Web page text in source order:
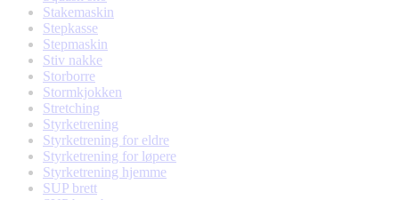
Stakemaskin
Stepkasse
Stepmaskin
Stiv nakke
Storborre
Stormkjokken
Stretching
Styrketrening
Styrketrening for eldre
Styrketrening for løpere
Styrketrening hjemme
SUP brett